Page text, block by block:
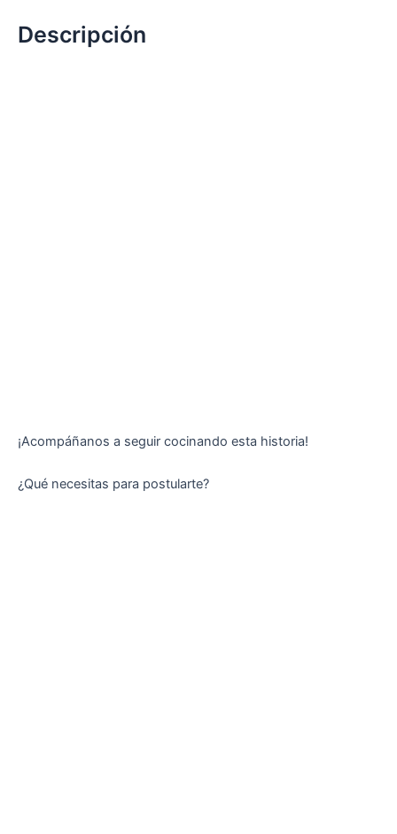
Descripción
¡Acompáñanos a seguir cocinando esta historia!
¿Qué necesitas para postularte?